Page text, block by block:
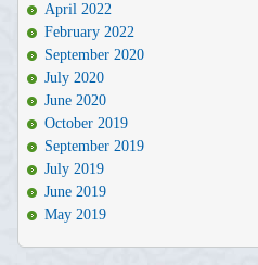
April 2022
February 2022
September 2020
July 2020
June 2020
October 2019
September 2019
July 2019
June 2019
May 2019